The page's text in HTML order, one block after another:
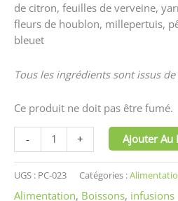
de citron, feuilles de verveine,
fleurs de houblon, millepertuis,
bleuet
Tous les ingrédients sont issus
Ce produit ne doit pas être fumé.
- + Ajouter Au
UGS : PC-023 Catégories :
Alimentation, Boissons, infusions